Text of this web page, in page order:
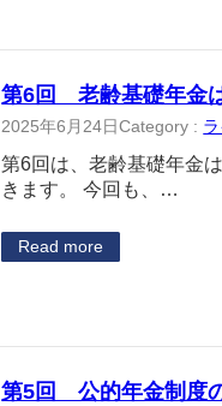
第6回 老齢基礎年金
2025年6月24日Category :
第6回は、老齢基礎年金
きます。 今回も、…
Read more
第5回 公的年金制度